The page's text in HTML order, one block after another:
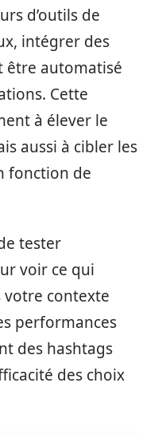
d’outils de
intégrer des
être automatisé
Cette
à élever le
aussi à cibler les
fonction de
tester
voir ce qui
contexte
performances
des hashtags
des choix